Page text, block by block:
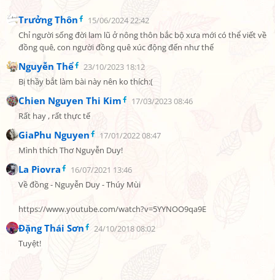
Trưởng Thôn
15/06/2024 22:42
Chỉ người sống đời lam lũ ở nông thôn bắc bộ xưa mới có thể viết về
đồng quê, con người đồng quê xúc động đến như thế
Nguyễn Thể
23/10/2023 18:12
Bị thầy bắt làm bài này nên ko thích:(
Chien Nguyen Thi Kim
17/03/2023 08:46
Rất hay , rất thực tế
GiaPhu Nguyen
17/01/2022 08:47
Mình thích Thơ Nguyễn Duy!
La Piovra
16/07/2021 13:46
Về đồng - Nguyễn Duy - Thúy Mùi
https://www.youtube.com/watch?v=5YYNOO9qa9E
Đặng Thái Sơn
24/10/2018 08:02
Tuyệt!